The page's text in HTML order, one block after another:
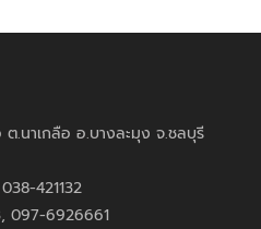
.นาเกลือ อ.บางละมุง จ.ชลบุรี
421132
097-6926661